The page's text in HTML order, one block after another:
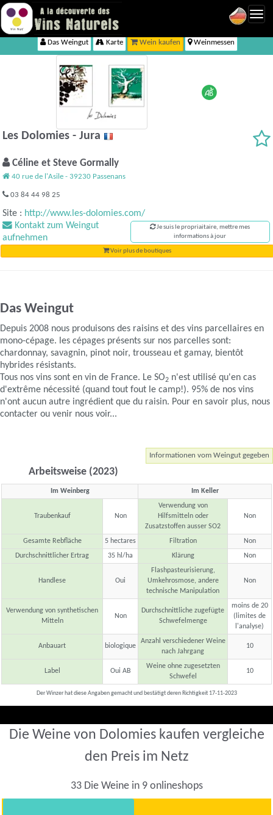
Das Weingut Karte Wein kaufen Weinmessen
Les Dolomies - Jura
Céline et Steve Gormally
40 rue de l'Asile - 39230 Passenans
03 84 44 98 25
Site : http://www.les-dolomies.com/
Kontakt zum Weingut
aufnehmen
Je suis le propriaitaire, mettre mes
informations à jour
Voir plus de boutiques
Das Weingut
Depuis 2008 nous produisons des raisins et des vins parcellaires en
mono-cépage. les cépages présents sur nos parcelles sont:
chardonnay, savagnin, pinot noir, trousseau et gamay, bientôt
hybrides résistants.
Tous nos vins sont en vin de France. Le SO2 n'est utilisé qu'en cas
d'extrême nécessité (quand tout fout le camp!). 95% de nos vins
n'ont aucun autre ingrédient que du raisin. Pour en savoir plus, nous
contacter ou venir nous voir...
Informationen vom Weingut gegeben
Arbeitsweise (2023)
Im Weinberg Im Keller
Traubenkauf Non
Verwendung von
Hilfsmitteln oder
Zusatzstoffen ausser SO2
Non
Gesamte Rebfläche 5 hectares Filtration
Non
Durchschnittlicher Ertrag
35 hl/ha Klärung Non
Handlese Oui
Flashpasteurisierung,
Umkehrosmose, andere
technische Manipulation
Non
Verwendung von synthetischen
Mitteln
Non
Durchschnittliche zugefügte
Schwefelmenge
moins de 20
(limites de
l'analyse)
Anbauart biologique
Anzahl verschiedener Weine
nach Jahrgang
10
Label Oui AB
Weine ohne zugesetzten
Schwefel
10
Der Winzer hat diese Angaben gemacht und bestätigt deren Richtigkeit 17-11-2023
Die Weine von Dolomies kaufen vergleiche
den Preis im Netz
33 Die Weine in 9 onlineshops